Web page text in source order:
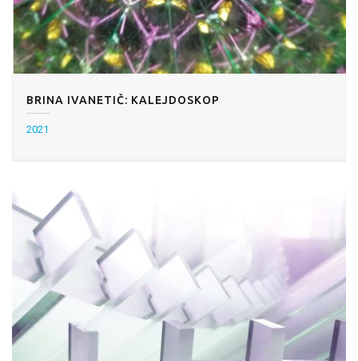
BRINA IVANETIČ: KALEJDOSKOP
2021